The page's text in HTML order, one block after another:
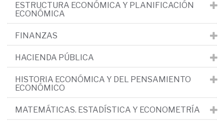
ESTRUCTURA ECONÓMICA Y PLANIFICACIÓN
ECONÓMICA
FINANZAS
HACIENDA PÚBLICA
HISTORIA ECONÓMICA Y DEL PENSAMIENTO
ECONÓMICO
MATEMÁTICAS. ESTADÍSTICA Y ECONOMETRÍA